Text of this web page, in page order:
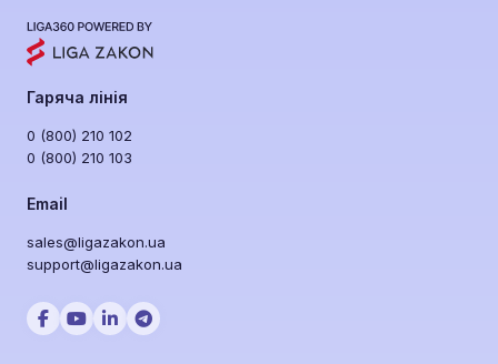
Гаряча лінія
0 (800) 210 102
0 (800) 210 103
Email
sales@ligazakon.ua
support@ligazakon.ua